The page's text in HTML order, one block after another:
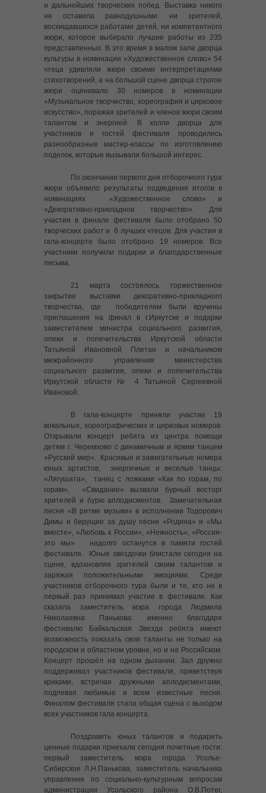
---- РАДАР.НФ
---- Гражданская оборона
---- Прокуратура Иркутской области
---- Как платить налоги
---- Внесудебное банкротство
-- Семейные клубы
-- Ресурсная карта
-- Как взять детей из «Центра помощи детям,
оставшимся без попечения родителей» на выходные
дни или каникулы
-- Памятка по восстановлению в родительских правах
-- Меры социальной поддержки лицам из числа детей
-- Меры социальной поддержки Участникам
специальной военной операции и членам их семей
-- Дополнительные гарантии по социальной
поддержке детей-сирот и детей, оставшихся без
попечения родителей
-- Защита жилищных прав детей-сирот
-- Методические рекомендации об условиях
групп населения объектов и предоставляемых услуг
-- Социальный контракт
Противодействие коррупции
Новости
Байкальская звезда
-- Медиа галерея
-- Байкальская звезда 2026
---- Камерный концерт областного фестиваля детского
и юношеского творчества «Байкальская звезда»
---- Гала-концерт отборочного тура Областного
Фестиваля «Байкальская звезда-2026» г. Усолье-
Сибирское
---- Созвездие талантов: в Усолье-Сибирском подвели
итоги зонального этапа «Байкальской звезды-2026»
---- Выставка декоративно-прикладного творчества,
фотографии и компьютерной живописи «Байкальская
звезда – 2026»
-- Байкальская звезда 2025
---- Заключительный гала-концерт «Байкальская
звезда – 2025»
и дальнейших творческих побед. Выставка никого
не оставила равнодушными: ни зрителей,
восхищавшихся работами детей, ни компетентного
жюри, которое выбирало лучшие работы из 235
представленных. В это время в малом зале дворца
культуры в номинации «Художественное слово» 54
чтеца удивляли жюри своими интерпретациями
стихотворений, а на большой сцене дворца строгое
жюри оценивало 30 номеров в номинации
«Музыкальное творчество, хореография и цирковое
искусство», поражая зрителей и членов жюри своим
талантом и энергией. В холле дворца для
участников и гостей фестиваля проводились
разнообразные мастер-классы по изготовлению
поделок, которые вызывали большой интерес.
По окончании первого дня отборочного тура
жюри объявило результаты подведения итогов в
номинациях «Художественное слово» и
«Декоративно-прикладное творчество». Для
участия в финале фестиваля было отобрано 50
творческих работ и 6 лучших чтецов. Для участия в
гала-концерте было отобрано 19 номеров. Все
участники получили подарки и благодарственные
письма.
21 марта состоялось торжественное
закрытие выставки декоративно-прикладного
творчества, где победителям были вручены
приглашения на финал в г.Иркутске и подарки
заместителем министра социального развития,
опеки и попечительства Иркутской области
Татьяной Ивановной Плетан и начальником
межрайонного управления министерства
социального развития, опеки и попечительства
Иркутской области № 4 Татьяной Сергеевной
Ивановой.
В гала-концерте приняли участие 19
вокальных, хореографических и цирковых номеров.
Открывали концерт ребята из центра помощи
детям г. Черемхово с динамичным и ярким танцем
«Русский мир». Красивые и зажигательные номера
юных артистов, энергичные и веселые танцы:
«Лягушата», танец с ложками «Как по горам, по
горам», «Свидание» вызвали бурный восторг
зрителей и бурю аплодисментов. Замечательная
песня «В ритме музыки» в исполнении Тодорович
Димы и берущие за душу песни «Родина» и «Мы
вместе», «Любовь к России», «Нежность», «Россия-
это мы» надолго останутся в памяти гостей
фестиваля. Юные звездочки блистали сегодня на
сцене, вдохновляя зрителей своим талантом и
заряжая положительными эмоциями. Среди
участников отборочного тура были и те, кто не в
первый раз принимал участие в фестивале. Как
сказала заместитель мэра города Людмила
Николаевна Панькова: именно благодаря
фестивалю Байкальская Звезда ребята имеют
возможность показать свои таланты не только на
городском и областном уровне, но и на Российском.
Концерт прошёл на одном дыхании. Зал дружно
поддерживал участников фестиваля, приветствуя
криками, встречая дружными аплодисментами,
подпевая любимые и всем известные песни.
Финалом фестиваля стала общая сцена с выходом
всех участников гала концерта.
Поздравить юных талантов и подарить
ценные подарки приехали сегодня почетные гости:
первый заместитель мэра города Усолье-
Сибирское Л.Н.Панькова, заместитель начальника
управления по социально-культурным вопросам
администрации Усольского района О.В.Потег,